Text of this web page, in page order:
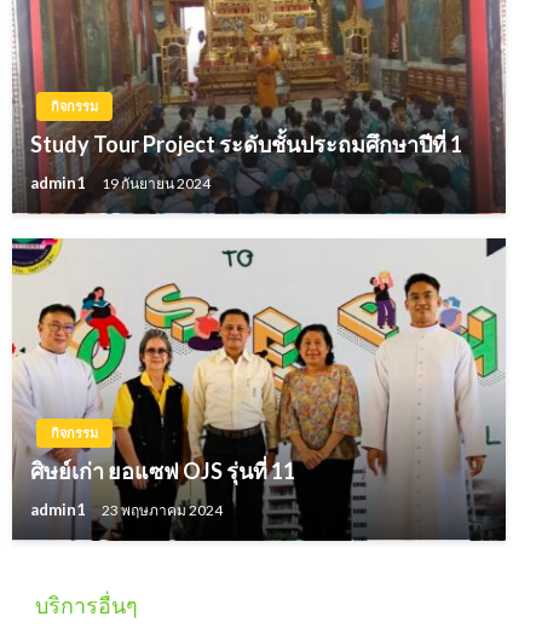
กิจกรรม
Study Tour Project ระดับชั้นประถมศึกษาปีที่ 1
admin1 19 กันยายน 2024
กิจกรรม
ศิษย์เก่า ยอแซฟ OJS รุ่นที่ 11
admin1 23 พฤษภาคม 2024
บริการอื่นๆ